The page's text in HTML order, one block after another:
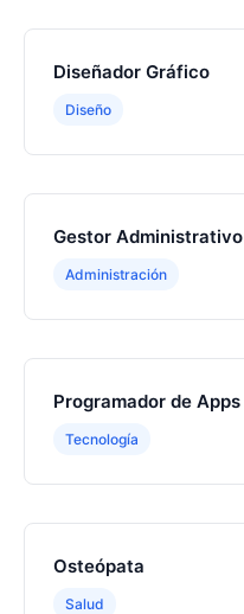
Diseñador Gráfico
Diseño
Gestor Administrativo
Administración
Programador de Apps
Tecnología
Osteópata
Salud